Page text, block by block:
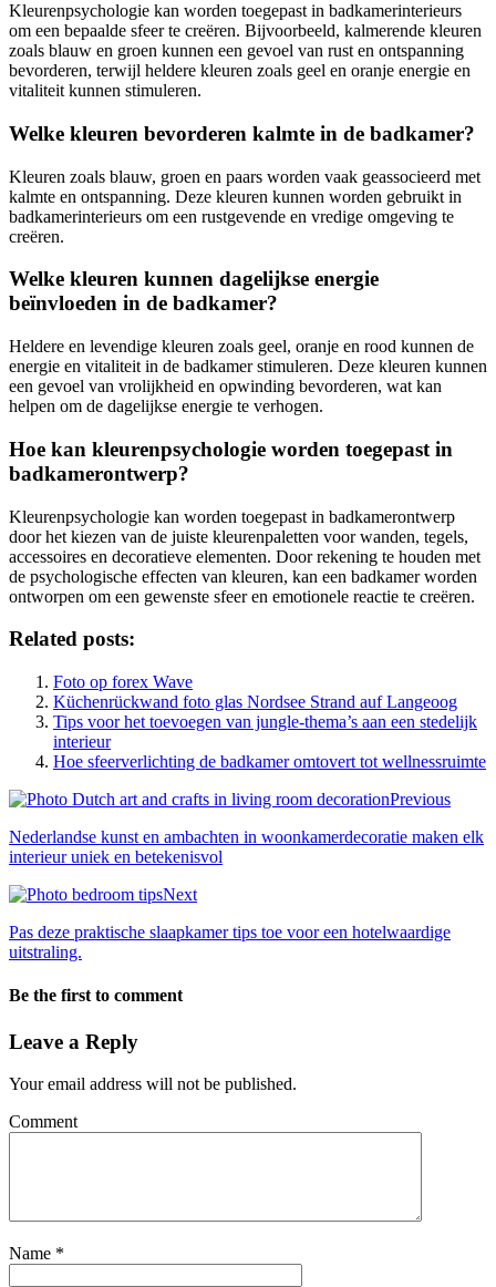
Kleurenpsychologie kan worden toegepast in badkamerinterieurs
om een bepaalde sfeer te creëren. Bijvoorbeeld, kalmerende kleuren
zoals blauw en groen kunnen een gevoel van rust en ontspanning
bevorderen, terwijl heldere kleuren zoals geel en oranje energie en
vitaliteit kunnen stimuleren.
Welke kleuren bevorderen kalmte in de badkamer?
Kleuren zoals blauw, groen en paars worden vaak geassocieerd met
kalmte en ontspanning. Deze kleuren kunnen worden gebruikt in
badkamerinterieurs om een rustgevende en vredige omgeving te
creëren.
Welke kleuren kunnen dagelijkse energie
beïnvloeden in de badkamer?
Heldere en levendige kleuren zoals geel, oranje en rood kunnen de
energie en vitaliteit in de badkamer stimuleren. Deze kleuren kunnen
een gevoel van vrolijkheid en opwinding bevorderen, wat kan
helpen om de dagelijkse energie te verhogen.
Hoe kan kleurenpsychologie worden toegepast in
badkamerontwerp?
Kleurenpsychologie kan worden toegepast in badkamerontwerp
door het kiezen van de juiste kleurenpaletten voor wanden, tegels,
accessoires en decoratieve elementen. Door rekening te houden met
de psychologische effecten van kleuren, kan een badkamer worden
ontworpen om een gewenste sfeer en emotionele reactie te creëren.
Related posts:
Foto op forex Wave
Küchenrückwand foto glas Nordsee Strand auf Langeoog
Tips voor het toevoegen van jungle-thema’s aan een stedelijk
interieur
Hoe sfeerverlichting de badkamer omtovert tot wellnessruimte
Previous
Nederlandse kunst en ambachten in woonkamerdecoratie maken elk
interieur uniek en betekenisvol
Next
Pas deze praktische slaapkamer tips toe voor een hotelwaardige
uitstraling.
Be the first to comment
Leave a Reply
Your email address will not be published.
Comment
Name *